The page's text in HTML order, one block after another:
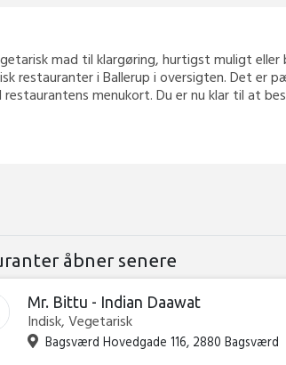
mad til klargøring, hurtigst muligt
restauranter i Ballerup i oversigten. Det
menukort. Du er nu klar til at
åbner senere
Mr. Bittu - Indian Daawat
Indisk, Vegetarisk
Bagsværd Hovedgade 116, 2880 Bagsværd